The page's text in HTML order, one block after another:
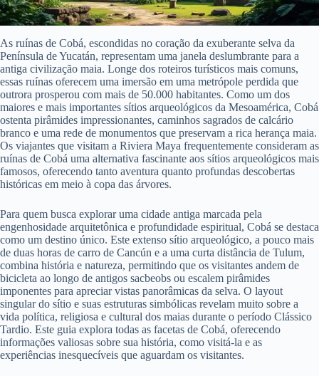
As ruínas de Cobá, escondidas no coração da exuberante selva da
Península de Yucatán, representam uma janela deslumbrante para a
antiga civilização maia. Longe dos roteiros turísticos mais comuns,
essas ruínas oferecem uma imersão em uma metrópole perdida que
outrora prosperou com mais de 50.000 habitantes. Como um dos
maiores e mais importantes sítios arqueológicos da Mesoamérica, Cobá
ostenta pirâmides impressionantes, caminhos sagrados de calcário
branco e uma rede de monumentos que preservam a rica herança maia.
Os viajantes que visitam a Riviera Maya frequentemente consideram as
ruínas de Cobá uma alternativa fascinante aos sítios arqueológicos mais
famosos, oferecendo tanto aventura quanto profundas descobertas
históricas em meio à copa das árvores.
Para quem busca explorar uma cidade antiga marcada pela
engenhosidade arquitetônica e profundidade espiritual, Cobá se destaca
como um destino único. Este extenso sítio arqueológico, a pouco mais
de duas horas de carro de Cancún e a uma curta distância de Tulum,
combina história e natureza, permitindo que os visitantes andem de
bicicleta ao longo de antigos sacbeobs ou escalem pirâmides
imponentes para apreciar vistas panorâmicas da selva. O layout
singular do sítio e suas estruturas simbólicas revelam muito sobre a
vida política, religiosa e cultural dos maias durante o período Clássico
Tardio. Este guia explora todas as facetas de Cobá, oferecendo
informações valiosas sobre sua história, como visitá-la e as
experiências inesquecíveis que aguardam os visitantes.